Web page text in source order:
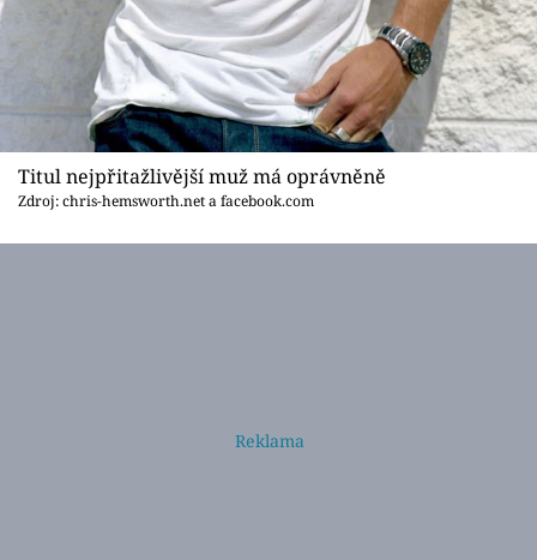
Titul nejpřitažlivější muž má oprávněně
Zdroj: chris-hemsworth.net a facebook.com